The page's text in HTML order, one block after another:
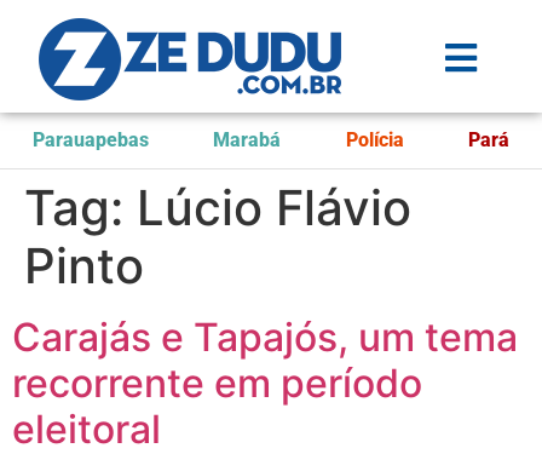
Parauapebas Marabá Polícia Pará
Tag: Lúcio Flávio
Pinto
Carajás e Tapajós, um tema
recorrente em período
eleitoral